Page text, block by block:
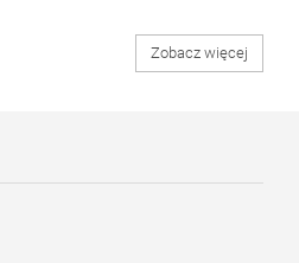
Zobacz więcej